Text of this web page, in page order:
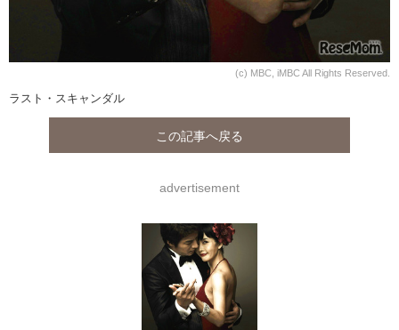
(c) MBC, iMBC All Rights Reserved.
ラスト・スキャンダル
この記事へ戻る
advertisement